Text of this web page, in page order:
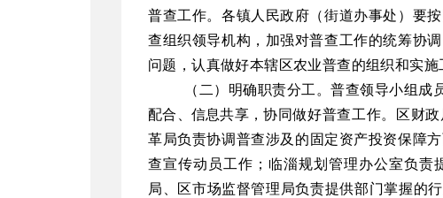
普查工作。各镇人民政府（街道办事处 ） 要
查组织领导机构，加强对普查工作的统筹协
问题 ，认真做好本辖区农业普查的组织和实施
（二）明确职责分工。普查领导小组成
配合、信息共享，协同做好普查工作。 区财
革局负责协调普查涉及 的 固定资产投资保障
查宣传动员工作； 临淄规划管理办公室负责
局、
区市场监督管理 局负责提供部门掌握的